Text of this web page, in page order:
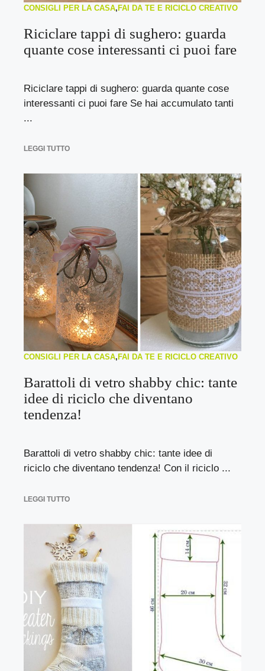
CONSIGLI PER LA CASA,FAI DA TE E RICICLO CREATIVO
Riciclare tappi di sughero: guarda
quante cose interessanti ci puoi fare
Riciclare tappi di sughero: guarda quante cose
interessanti ci puoi fare Se hai accumulato tanti
...
LEGGI TUTTO
CONSIGLI PER LA CASA, FAI DA TE E RICICLO CREATIVO
Barattoli di vetro shabby chic: tante
idee di riciclo che diventano
tendenza!
Barattoli di vetro shabby chic: tante idee di
riciclo che diventano tendenza! Con il riciclo ...
LEGGI TUTTO